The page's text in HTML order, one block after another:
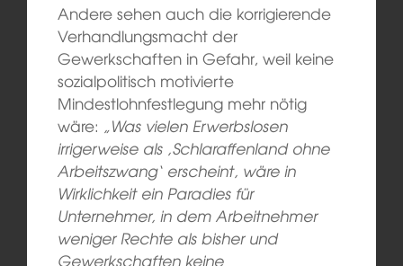
Andere sehen auch die korrigierende
Verhandlungsmacht der
Gewerkschaften in Gefahr, weil keine
sozialpolitisch motivierte
Mindestlohnfestlegung mehr nötig
wäre: „Was vielen Erwerbslosen
irrigerweise als ‚Schlaraffenland ohne
Arbeitszwang‘ erscheint, wäre in
Wirklichkeit ein Paradies für
Unternehmer, in dem Arbeitnehmer
weniger Rechte als bisher und
Gewerkschaften keine